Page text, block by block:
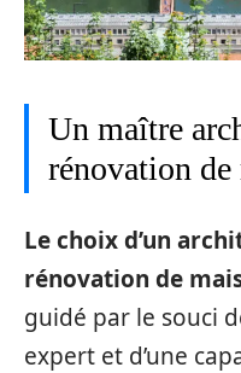
Un maître
rénovation de
Le choix d’un
rénovation de
guidé par le souci
expert et d’une